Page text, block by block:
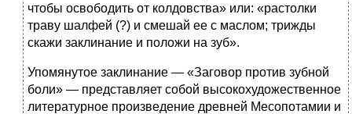
чтобы освободить от колдовства» или: «растолки
траву шалфей (?) и смешай ее с маслом; трижды
скажи заклинание и положи на зуб».
Упомянутое заклинание — «Заговор против зубной
боли» — представляет собой высокохудожественное
литературное произведение древней Месопотамии и